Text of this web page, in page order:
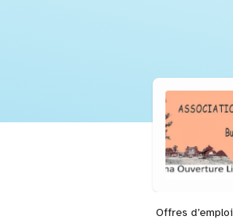
Offres d’emploi